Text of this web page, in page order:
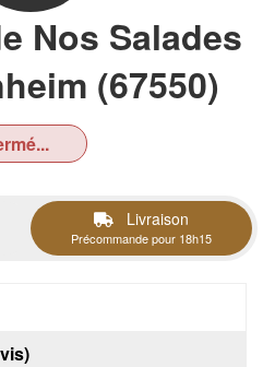
Nos Salades
(67550)
Livraison
Précommande pour 18h15